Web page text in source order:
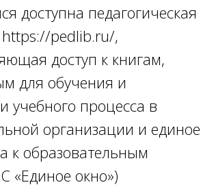
доступна педагогическая
https://pedlib.ru/,
доступ к книгам,
для обучения и
учебного процесса в
организации и единое
к образовательным
«Единое окно»)